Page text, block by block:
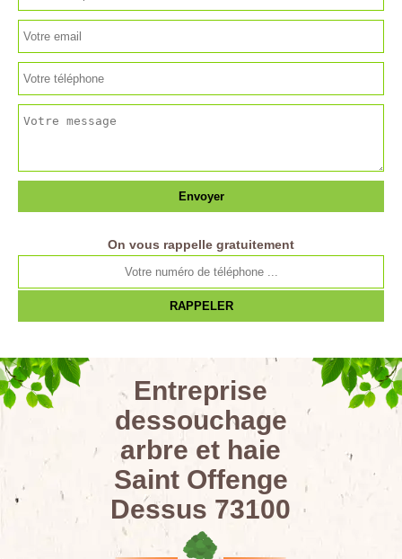
On vous rappelle gratuitement
Entreprise
dessouchage
arbre et haie
Saint Offenge
Dessus 73100